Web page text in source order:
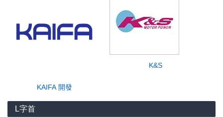
KAIFA 開發
K&S
L字首